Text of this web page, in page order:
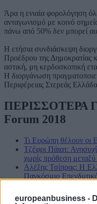
europeanbusiness -
Άρα η ενιαία φορολόγηση
ανταγωνισμό με κοινό
πάνω από 50% δεν μπορεί
Η ετήσια συνδιάσκεψη
Προέδρου της
αστική, μη κερδοσκοπική
Η διοργάνωση
Περιφέρειας Στερεάς
ΠΕΡΙΣΣΟΤΕΡΑ
Forum 2018
Τι Ευρώπη θέλουν οι
Τζέφρι Πάιατ:
χωρίς πρόθεση
Αλέξης Τσίπρας: Η
Παγκόσμιο
παραπληροφόρηση